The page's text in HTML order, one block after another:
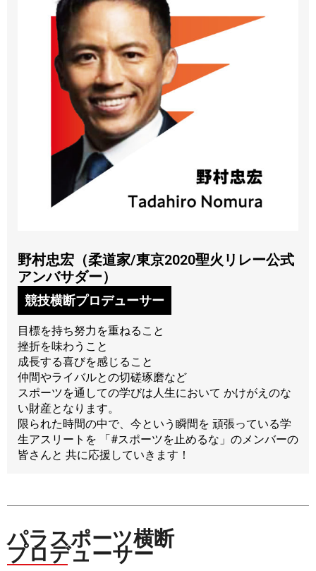
野村忠宏（柔道家/東京2020聖火リレー公式
アンバサダー）
競技横断プロデューサー
目標を持ち努力を重ねること
挫折を味わうこと
成長する喜びを感じること
仲間やライバルとの切磋琢磨など
スポーツを通しての学びは人生において かけがえのな
い財産となります。
限られた時間の中で、今という瞬間を 頑張っている学
生アスリートを 「#スポーツを止めるな」のメンバーの
皆さんと 共に応援していきます！
パラスポーツ横断
プロデューサー